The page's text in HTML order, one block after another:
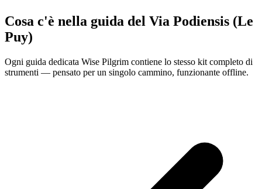
Cosa c'è nella guida del Via Podiensis (Le
Puy)
Ogni guida dedicata Wise Pilgrim contiene lo stesso kit completo di
strumenti — pensato per un singolo cammino, funzionante offline.